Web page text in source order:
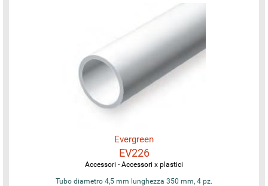
Evergreen
EV226
Accessori - Accessori x plastici
Tubo diametro 4,5 mm lunghezza 350 mm, 4 pz.